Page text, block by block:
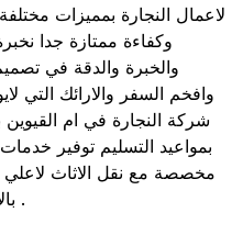
لاعمال النجارة بمميزات
وكفاءة ممتازة جدا
والخبرة والدقة في
وافخم السفر والارائك التي
شركة النجارة في ام القيوين
بمواعيد التسليم توفير
مخصصة مع نقل الاثاث
بالاعتماد علي فني نجار في المنزل .